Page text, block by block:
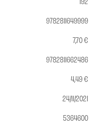
9782811649999
7,70 €
9782811662486
4,49 €
24/11/2021
5364600